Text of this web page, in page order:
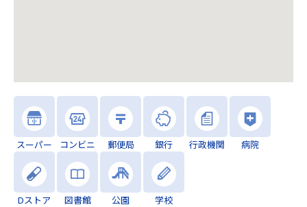
スーパー コンビニ 郵便局 銀行 行政機関 病院
Dストア 図書館 公園
学校